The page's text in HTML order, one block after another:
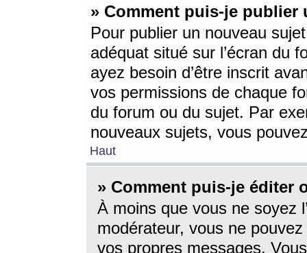
» Comment puis-je
Pour publier un nouveau
adéquat situé sur l’écran du
ayez besoin d’être inscrit
vos permissions de chaque
du forum ou du sujet. Par
nouveaux sujets, vous
Haut
» Comment puis-je éditer
À moins que vous ne soyez
modérateur, vous ne
vos propres messages.